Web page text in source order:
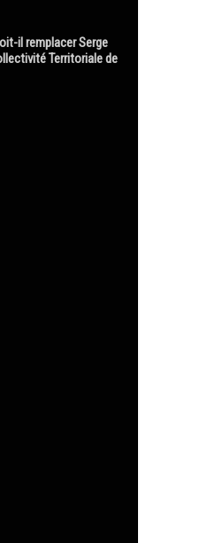
il remplacer Serge
Territoriale de